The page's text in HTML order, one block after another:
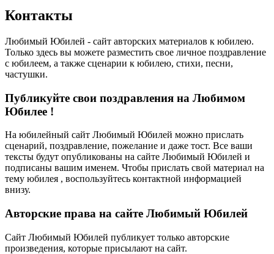
Контакты
Любимый Юбилей - сайт авторских материалов к юбилею.
Только здесь вы можете разместить свое личное поздравление
с юбилеем, а также сценарии к юбилею, стихи, песни,
частушки.
Публикуйте свои поздравления на Любимом
Юбилее !
На юбилейный сайт Любимый Юбилей можно прислать
сценарий, поздравление, пожелание и даже тост. Все ваши
тексты будут опубликованы на сайте Любимый Юбилей и
подписаны вашим именем. Чтобы прислать свой материал на
тему юбилея , воспользуйтесь контактной информацией
внизу.
Авторские права на сайте Любимый Юбилей
Сайт Любимый Юбилей публикует только авторские
произведения, которые присылают на сайт.